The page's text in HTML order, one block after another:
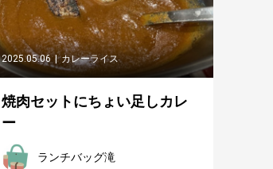
2025.05.06 カレーライス
焼肉セットにちょい足しカレ
ー
ランチバッグ滝